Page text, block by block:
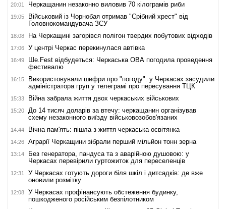
20:01 Черкащанин незаконно виловив 70 кілограмів риби
19:05
Військовий із Чорнобая отримав "Срібний хрест" від
Головнокомандувача ЗСУ
18:08 На Черкащині загорівся полігон твердих побутових відходів
17:06 У центрі Черкас перекинулася автівка
16:49
Ше.Fest відбудеться: Черкаська ОВА погодила проведення
фестивалю
16:15
Використовували шифри про "погоду": у Черкасах засудили
адміністратора груп у телеграмі про пересування ТЦК
15:33 Війна забрала життя двох черкаських військових
15:20
До 14 тисяч доларів за втечу: черкащанин організував
схему незаконного виїзду військовозобов'язаних
14:44 Вічна пам'ять: пішла з життя черкаська освітянка
14:26 Аграрії Черкащини зібрали перший мільйон тонн зерна
13:14
Без генератора, пандуса та з аварійною душовою: у
Черкасах перевірили гуртожиток для переселенців
12:31
У Черкасах готують дороги біля шкіл і дитсадків: де вже
оновили розмітку
12:08
У Черкасах профінансують обстеження будинку,
пошкодженого російським безпілотником